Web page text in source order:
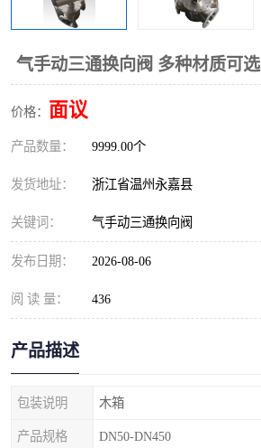
气手动三通换向阀 多种材质可选
价格： 面议
产品数量： 9999.00个
发货地址： 浙江省温州永嘉县
关键词： 气手动三通换向阀
发布日期： 2026-08-06
阅 读 量： 436
产品描述
包装说明 木箱
产品规格 DN50-DN450
管道换向器